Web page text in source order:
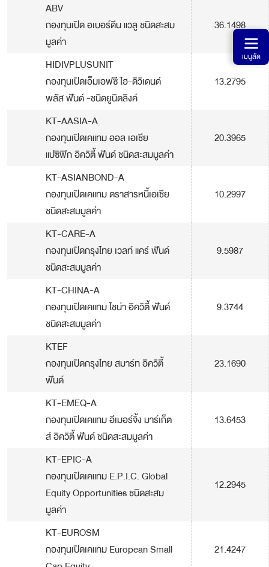
เมนูลัด
ABV
กองทุนเปิด อเบอร์ดีน แวลู ชนิดสะสม
มูลค่า
36.1498
HIDIVPLUSUNIT
กองทุนเปิดเอ็มเอฟซี ไฮ-ดิวิเดนด์
พลัส ฟันด์ -ชนิดยูนิตลิงค์
13.2795
KT-AASIA-A
กองทุนเปิดเคแทม ออล เอเชีย
แปซิฟิก อิควิตี้ ฟันด์ ชนิดสะสมมูลค่า
20.3965
KT-ASIANBOND-A
กองทุนเปิดเคแทม ตราสารหนี้เอเชีย
ชนิดสะสมมูลค่า
10.2997
KT-CARE-A
กองทุนเปิดกรุงไทย เวลท์ แคร์ ฟันด์
ชนิดสะสมมูลค่า
9.5987
KT-CHINA-A
กองทุนเปิดเคแทม ไชน่า อิควิตี้ ฟันด์
ชนิดสะสมมูลค่า
9.3744
KTEF
กองทุนเปิดกรุงไทย สมาร์ท อิควิตี้
ฟันด์
23.1690
KT-EMEQ-A
กองทุนเปิดเคแทม อีเมอร์จิ้ง มาร์เก็ต
ส์ อิควิตี้ ฟันด์ ชนิดสะสมมูลค่า
13.6453
KT-EPIC-A
กองทุนเปิดเคแทม E.P.I.C. Global
Equity Opportunities ชนิดสะสม
มูลค่า
12.2945
KT-EUROSM
กองทุนเปิดเคแทม European Small
21.4247